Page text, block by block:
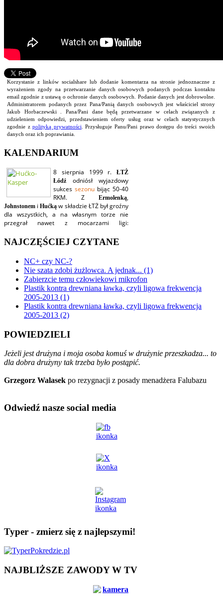
Korzystanie z linków socialshare lub dodanie komentarza na stronie jednoznaczne z
wyrażeniem zgody na przetwarzanie danych osobowych podanych podczas kontaktu
email zgodnie z ustawą o ochronie danych osobowych. Podanie danych jest dobrowolne.
Administratorem podanych przez Pana/Panią danych osobowych jest właściciel strony
Jakub Horbaczewski . Pana/Pani dane będą przetwarzane w celach związanych z
udzieleniem odpowiedzi, przedstawieniem oferty usług oraz w celach statystycznych
zgodnie zpolityką prywatności . Przysługuje Panu/Pani prawo dostępu do treści swoich
danych oraz ich poprawiania.
KALENDARIUM
NAJCZĘŚCIEJ CZYTANE
NC+ czy NC-?
Nie szata zdobi żużlowca. A jednak... (1)
Zabierzcie temu człowiekowi mikrofon
Plastik kontra drewniana ławka, czyli ligowa frekwencja
2005-2013 (1)
Plastik kontra drewniana ławka, czyli ligowa frekwencja
2005-2013 (2)
POWIEDZIELI
Jeżeli jest drużyna i moja osoba komuś w drużynie przeszkadza... to
dla dobra drużyny tak trzeba było postąpić.
Grzegorz Walasek po rezygnacji z posady menadżera Falubazu
Odwiedź nasze social media
Typer - zmierz się z najlepszymi!
NAJBLIŻSZE ZAWODY W TV